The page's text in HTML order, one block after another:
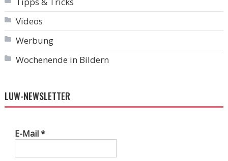
Videos
Werbung
Wochenende in Bildern
LUW-NEWSLETTER
E-Mail*